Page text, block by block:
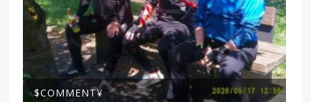
$COMMENT¥